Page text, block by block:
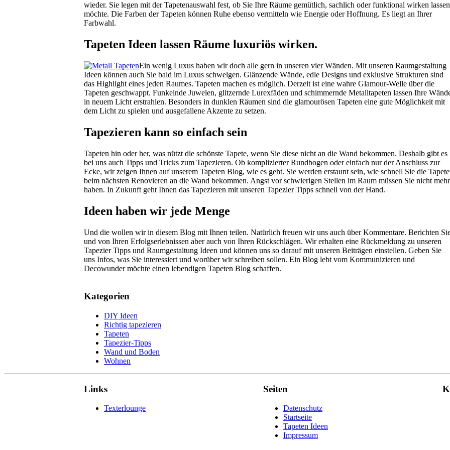
wieder. Sie legen mit der Tapetenauswahl fest, ob Sie Ihre Räume gemütlich, sachlich oder funktional wirken lassen
möchte. Die Farben der Tapeten können Ruhe ebenso vermitteln wie Energie oder Hoffnung. Es liegt an Ihrer
Farbwahl.
Tapeten Ideen lassen Räume luxuriös wirken.
Ein wenig Luxus haben wir doch alle gern in unseren vier Wänden. Mit unseren Raumgestaltung
Ideen können auch Sie bald im Luxus schwelgen. Glänzende Wände, edle Designs und exklusive Strukturen sind
das Highlight eines jeden Raumes. Tapeten machen es möglich. Derzeit ist eine wahre Glamour-Welle über die
Tapeten geschwappt. Funkelnde Juwelen, glitzernde Lurexfäden und schimmernde Metalltapeten lassen Ihre
in neuem Licht erstrahlen. Besonders in dunklen Räumen sind die glamourösen Tapeten eine gute Möglichkeit mit
dem Licht zu spielen und ausgefallene Akzente zu setzen.
Tapezieren kann so einfach sein
Tapeten hin oder her, was nützt die schönste Tapete, wenn Sie diese nicht an die Wand bekommen. Deshalb gibt es
bei uns auch Tipps und Tricks zum Tapezieren. Ob komplizierter Rundbogen oder einfach nur der Anschluss zur
Ecke, wir zeigen Ihnen auf unserem Tapeten Blog, wie es geht. Sie werden erstaunt sein, wie schnell Sie die
beim nächsten Renovieren an die Wand bekommen. Angst vor schwierigen Stellen im Raum müssen Sie nicht mehr
haben. In Zukunft geht Ihnen das Tapezieren mit unseren Tapezier Tipps schnell von der Hand.
Ideen haben wir jede Menge
Und die wollen wir in diesem Blog mit Ihnen teilen. Natürlich freuen wir uns auch über Kommentare. Berichten
und von Ihren Erfolgserlebnissen aber auch von Ihren Rückschlägen. Wir erhalten eine Rückmeldung zu unseren
Tapezier Tipps und Raumgestaltung Ideen und können uns so darauf mit unseren Beiträgen einstellen. Geben Sie
uns Infos, was Sie interessiert und worüber wir schreiben sollen. Ein Blog lebt vom Kommunizieren und
Decowunder möchte einen lebendigen Tapeten Blog schaffen.
Kategorien
DIY Ideen
Richtig tapezieren
Tapeten
Tapezier-Tipps
Wand und Boden
Wohnen
Links
Texterlounge
Seiten
Datenschutz
Startseite
Tapeten Ideen
Impressum